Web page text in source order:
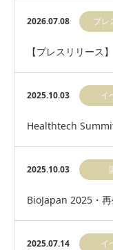
ングサイト）にご
2026.07.08 プレ
【プレスリリース
の変化に関する探
2025.10.03 イ
Healthtech
知らせ
2025.10.03
BioJapan 2025・
に出展します…
2025.07.14 イ